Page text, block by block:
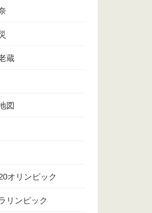
蔵
図
オリンピック
リンピック